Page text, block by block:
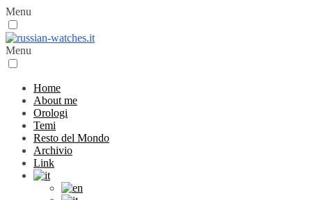
Menu
Menu
Home
About me
Orologi
Temi
Resto del Mondo
Archivio
Link